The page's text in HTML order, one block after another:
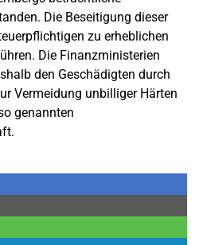
Die Beseitigung dieser
zu erheblichen
Die Finanzministerien
den Geschädigten durch
Vermeidung unbilliger Härten
genannten